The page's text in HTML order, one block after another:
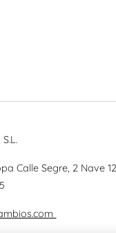
S.L.
Calle Segre, 2 Nave